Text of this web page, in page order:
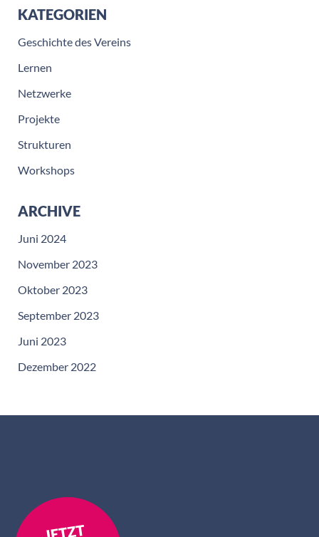
KATEGORIEN
Geschichte des Vereins
Lernen
Netzwerke
Projekte
Strukturen
Workshops
ARCHIVE
Juni 2024
November 2023
Oktober 2023
September 2023
Juni 2023
Dezember 2022